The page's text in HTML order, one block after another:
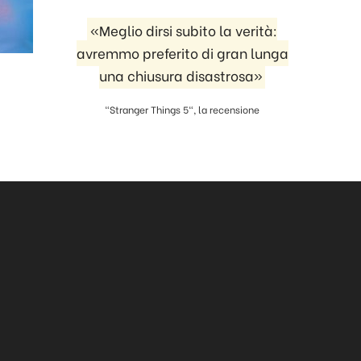
«Meglio dirsi subito la verità:
avremmo preferito di gran lunga
una chiusura disastrosa»
"Stranger Things 5", la recensione